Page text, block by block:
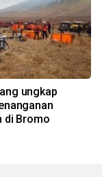
ungkap
di Bromo